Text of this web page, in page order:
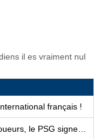
il es vraiment nul
français !